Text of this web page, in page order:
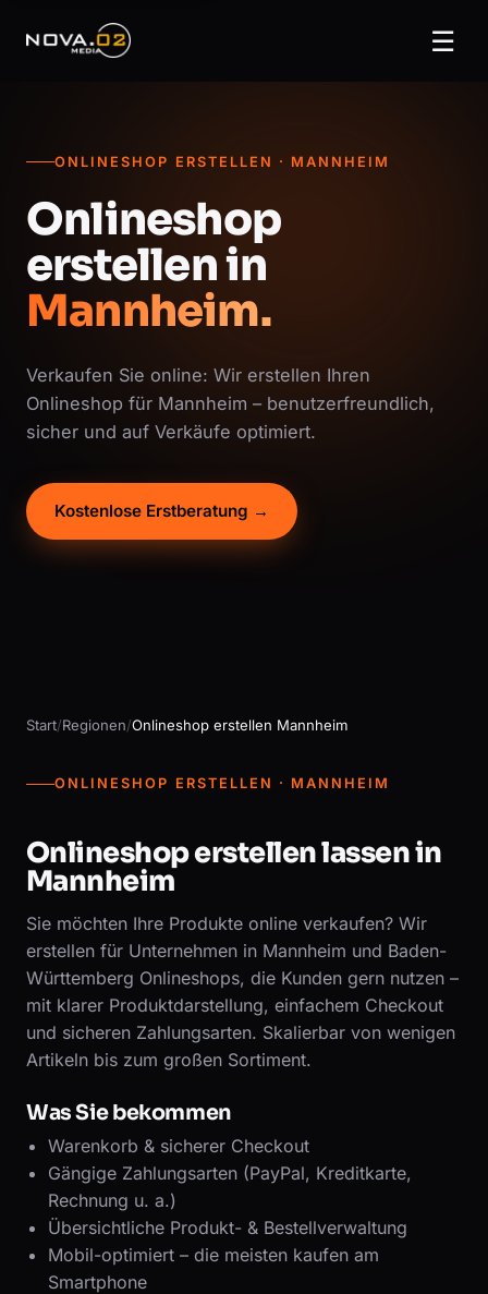
☰
ONLINESHOP ERSTELLEN · MANNHEIM
Onlineshop
erstellen in
Mannheim.
Verkaufen Sie online: Wir erstellen Ihren
Onlineshop für Mannheim – benutzerfreundlich,
sicher und auf Verkäufe optimiert.
Kostenlose Erstberatung →
Start/Regionen/Onlineshop erstellen Mannheim
ONLINESHOP ERSTELLEN · MANNHEIM
Onlineshop erstellen lassen in
Mannheim
Sie möchten Ihre Produkte online verkaufen? Wir
erstellen für Unternehmen in Mannheim und Baden-
Württemberg Onlineshops, die Kunden gern nutzen –
mit klarer Produktdarstellung, einfachem Checkout
und sicheren Zahlungsarten. Skalierbar von wenigen
Artikeln bis zum großen Sortiment.
Was Sie bekommen
Warenkorb & sicherer Checkout
Gängige Zahlungsarten (PayPal, Kreditkarte,
Rechnung u. a.)
Übersichtliche Produkt- & Bestellverwaltung
Mobil-optimiert – die meisten kaufen am
Smartphone